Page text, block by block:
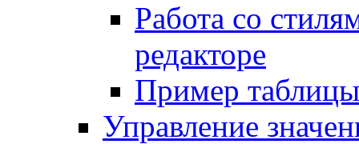
Работа со
редакторе
Пример
Управление